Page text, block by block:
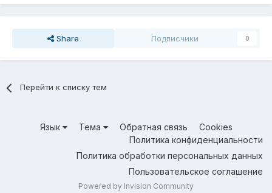
Share Подписчики 0
Перейти к списку тем
Язык Тема Обратная связь
Cookies
Политика конфиденциальности
Политика обработки персональных данных
Пользовательское соглашение
Powered by Invision Community